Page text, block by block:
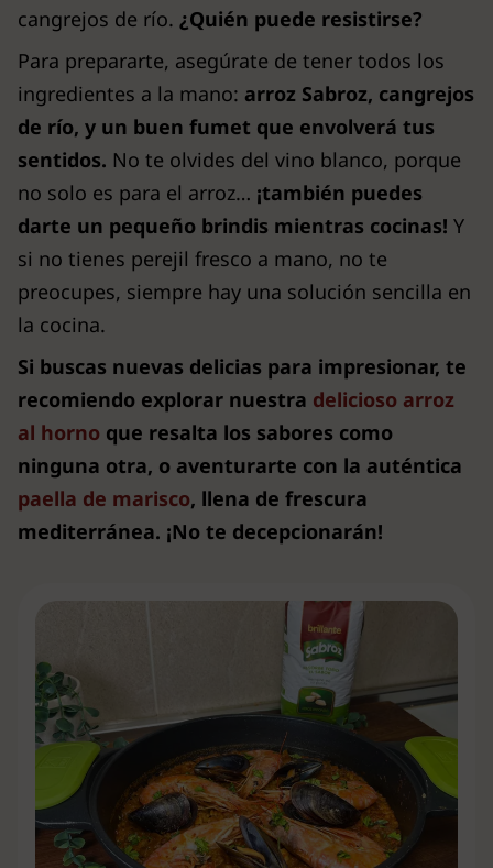
cangrejos de río. ¿Quién puede resistirse?
Para prepararte, asegúrate de tener todos los
ingredientes a la mano: arroz Sabroz, cangrejos
de río, y un buen fumet que envolverá tus
sentidos. No te olvides del vino blanco, porque
no solo es para el arroz… ¡también puedes
darte un pequeño brindis mientras cocinas! Y
si no tienes perejil fresco a mano, no te
preocupes, siempre hay una solución sencilla en
la cocina.
Si buscas nuevas delicias para impresionar, te
recomiendo explorar nuestra delicioso arroz
al horno que resalta los sabores como
ninguna otra, o aventurarte con la auténtica
paella de marisco, llena de frescura
mediterránea. ¡No te decepcionarán!